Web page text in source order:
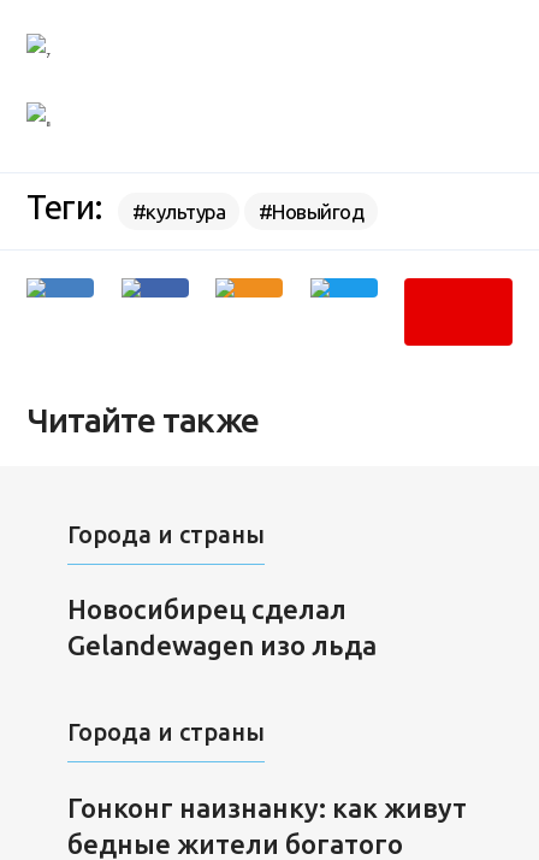
Теги: #культура #Новыйгод
Читайте также
Города и страны
Новосибирец сделал
Gelandewagen изо льда
Города и страны
Гонконг наизнанку: как живут
бедные жители богатого